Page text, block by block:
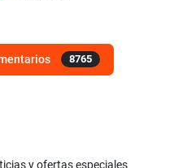
8765
y ofertas especiales